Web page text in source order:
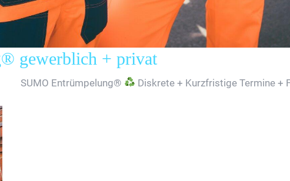
gewerblich + privat
SUMO Entrümpelung® Diskrete + Kurzfristige Termine +